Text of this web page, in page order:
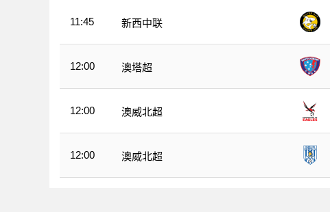
11:45 新西中联
12:00 澳塔超
12:00 澳威北超
12:00 澳威北超